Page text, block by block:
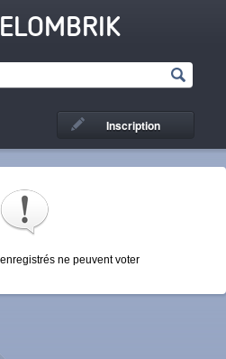
Inscription
ne peuvent voter